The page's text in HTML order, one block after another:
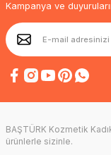
Kampanya ve
BAŞTÜRK Kozmetik
ürünlerle sizinle.